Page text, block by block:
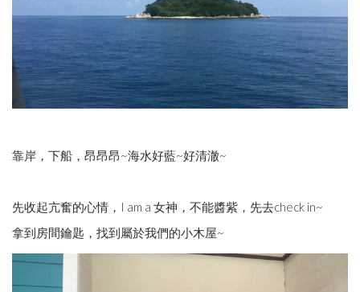
靠岸，下船，昂昂昂~海水好藍~好清澈~
先收起亢奮的心情，I am a 女神，不能醬紫，先去check in~
拿到房間鑰匙，找到屬於我們的小木屋~